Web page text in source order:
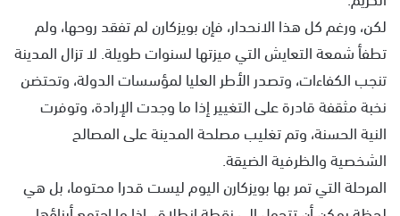
لكن، ورغم كل هذا الانحدار، فإن بويزكارن لم تفقد روحها، ولم
تطفأ شمعة التعايش التي ميزتها لسنوات طويلة. لا تزال المدينة
تنجب الكفاءات، وتصدر الأطر العليا لمؤسسات الدولة، وتحتضن
نخبة مثقفة قادرة على التغيير إذا ما وجدت الإرادة، وتوفرت
النية الحسنة، وتم تغليب مصلحة المدينة على المصالح
الشخصية والظرفية الضيقة.
المرحلة التي تمر بها بويزكارن اليوم ليست قدرا محتوما، بل هي